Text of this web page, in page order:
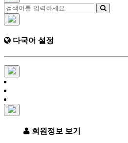
다국어 설정
회원정보 보기